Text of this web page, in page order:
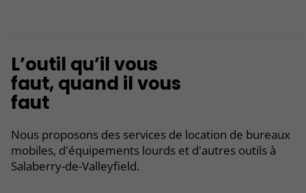
L’outil qu’il vous
faut, quand il vous
faut
Nous proposons des services de location de bureaux
mobiles, d'équipements lourds et d'autres outils à
Salaberry-de-Valleyfield.